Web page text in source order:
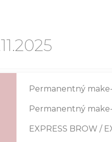
Permanentný
Permanentný
EXPRESS BROW /